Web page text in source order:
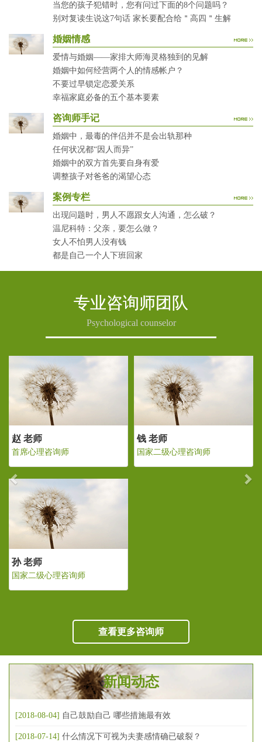
当您的孩子犯错时，您有问过下面的8个问题吗？
别对复读生说这7句话 家长要配合给＂高四＂生解
婚姻情感
爱情与婚姻——家排大师海灵格独到的见解
婚姻中如何经营两个人的情感帐户？
不要过早锁定恋爱关系
幸福家庭必备的五个基本要素
咨询师手记
婚姻中，最毒的伴侣并不是会出轨那种
任何状况都“因人而异”
婚姻中的双方首先要自身有爱
调整孩子对爸爸的渴望心态
案例专栏
出现问题时，男人不愿跟女人沟通，怎么破？
温尼科特：父亲，要怎么做？
女人不怕男人没有钱
都是自己一个人下班回家
专业咨询师团队
Psychological counselor
老师
二级心理咨询师
赵 老师
首席心理咨询师
Previous
查看更多咨询师
新闻动态
[2018-08-04] 自己鼓励自己 哪些措施最有效
[2018-07-14] 什么情况下可视为夫妻感情确已破裂？